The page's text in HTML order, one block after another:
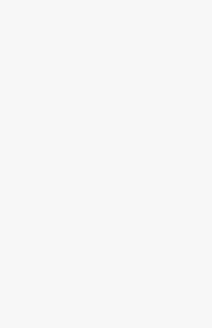
Bitte nutz unbedingt